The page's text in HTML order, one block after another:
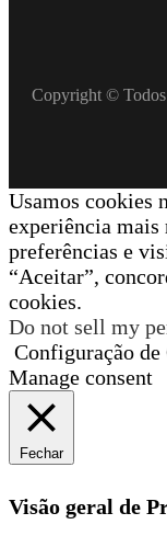
Copyright © Todos
Usamos cookies
experiência mais
preferências e
“Aceitar”,
cookies.
Do not sell my
Configuração de
Manage consent
Fechar
Visão geral de